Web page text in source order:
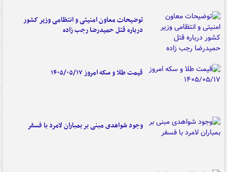
توضیحات معاون امنیتی و انتظامی وزیر کشور
درباره قتل حمیدرضا رجب زاده
قیمت طلا و سکه امروز ۱۴۰۵/۰۵/۱۷
وجود شواهدی مبنی بر بمباران لامرد با فسفر